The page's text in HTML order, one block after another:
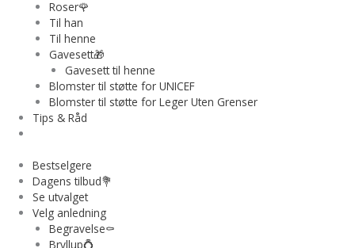
Roser🌹
Til han
Til henne
Gavesett🎁
Gavesett til henne
Blomster til støtte for UNICEF
Blomster til støtte for Leger Uten Grenser
Tips & Råd
Bestselgere
Dagens tilbud💐
Se utvalget
Velg anledning
Begravelse⚰️
Bryllup💍